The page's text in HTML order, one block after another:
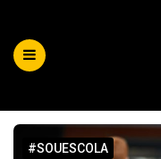
#SOUESCOLA